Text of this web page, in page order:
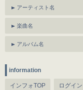
アーティスト名
楽曲名
アルバム名
information
インフォTOP ログイン